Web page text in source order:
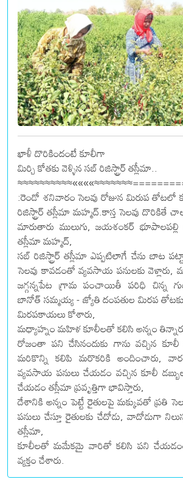
ఖాళీ దొరికిందంటే కూలీగా
మిర్చి కోతకు వెళ్ళిన సబ్ రిజిస్ట్రార్ తస్లీమా..
:రెండో శనివారం సెలవు రోజున మిరుప తోటలో
రిజిస్ట్రార్ తస్లీమా మహ్మద్.కాస్త సెలవు దొరికితే
మారుతారు ములుగు, జయశంకర్ భూపాలపల్లి
తస్లీమా మహ్మద్,
సబ్ రిజిస్ట్రార్ తస్లీమా ఎప్పటిలాగే చేను బాట
సెలవు కావడంతో వ్యవసాయ పనులకు వెళ్లారు,
జగ్గన్నపేట గ్రామ పంచాయితీ పరిధి చిన్న
బానోత్ సమ్మయ్య - జ్యోతి దంపతుల మిరప
మిరపకాయలు కోశారు,
మధ్యాహ్నం మహిళ కూలీలతో కలిసి అన్నం
రోజంతా పని చేసినందుకు గాను వచ్చిన కూలీ
మరికొన్ని కలిపి మరొకరికి అందించారు,
వ్యవసాయ పనులు చేయడం వచ్చిన కూలీ
చేయడం తస్లీమా ప్రవృత్తిగా భావిస్తారు,
దేశానికి అన్నం పెట్టే రైతులపై మక్కువతో ప్రతి
పనులు చేస్తూ రైతులకు చేదోడు, వాదోడుగా
తస్లీమా,
కూలీలతో మమేకమై వారితో కలిసి పని
వ్యక్తం చేశారు.